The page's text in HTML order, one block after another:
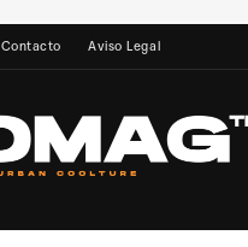
Contacto Aviso Legal